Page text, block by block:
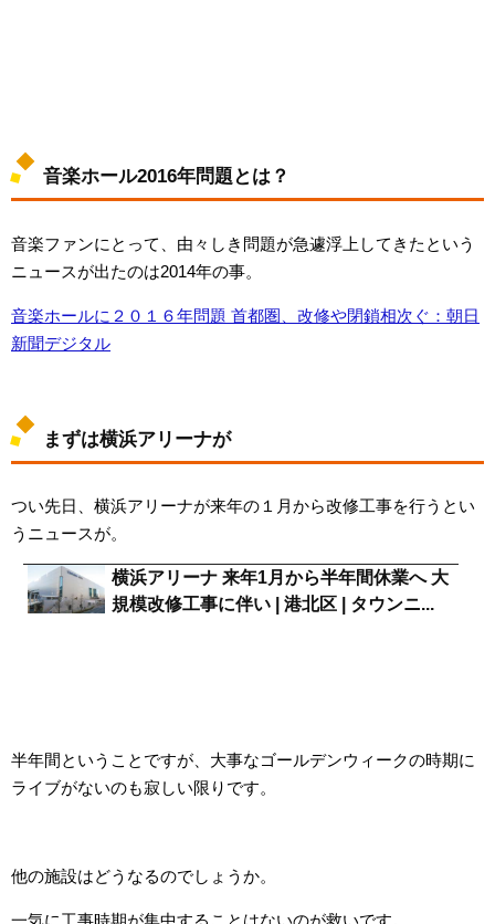
音楽ホール2016年問題とは？
音楽ファンにとって、由々しき問題が急遽浮上してきたという
ニュースが出たのは2014年の事。
音楽ホールに２０１６年問題 首都圏、改修や閉鎖相次ぐ：朝日
新聞デジタル
まずは横浜アリーナが
つい先日、横浜アリーナが来年の１月から改修工事を行うとい
うニュースが。
横浜アリーナ 来年1月から半年間休業へ 大
規模改修工事に伴い | 港北区 | タウンニ...
半年間ということですが、大事なゴールデンウィークの時期に
ライブがないのも寂しい限りです。
他の施設はどうなるのでしょうか。